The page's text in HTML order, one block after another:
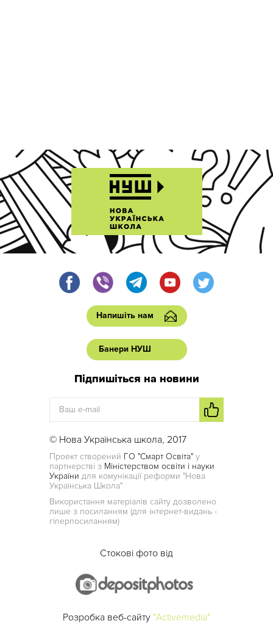
Напишіть нам
Банери НУШ
Підпишіться на новини
© Нова Українська школа, 2017
Проект створений ГО "Смарт Освіта" у
партнерстві з Міністерством освіти і науки
України для комунікації реформи "Нова
Українська Школа"
Використання матеріалів сайту дозволено
лише з посиланням (для інтернет-видань -
гіперпосиланням)
Стокові фото від
Розробка веб-сайту "Activemedia"